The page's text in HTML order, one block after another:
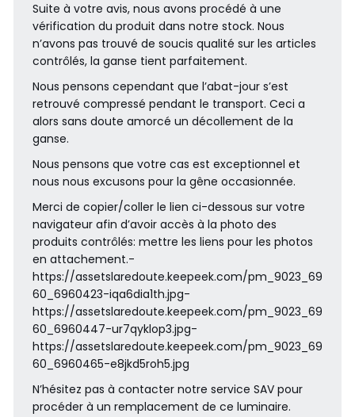
Suite à votre avis, nous avons procédé à une
vérification du produit dans notre stock. Nous
n’avons pas trouvé de soucis qualité sur les articles
contrôlés, la ganse tient parfaitement.
Nous pensons cependant que l’abat-jour s’est
retrouvé compressé pendant le transport. Ceci a
alors sans doute amorcé un décollement de la
ganse.
Nous pensons que votre cas est exceptionnel et
nous nous excusons pour la gêne occasionnée.
Merci de copier/coller le lien ci-dessous sur votre
navigateur afin d’avoir accès à la photo des
produits contrôlés: mettre les liens pour les photos
en attachement.-
https://assetslaredoute.keepeek.com/pm_9023_69
60_6960423-iqa6dia1th.jpg-
https://assetslaredoute.keepeek.com/pm_9023_69
60_6960447-ur7qyklop3.jpg-
https://assetslaredoute.keepeek.com/pm_9023_69
60_6960465-e8jkd5roh5.jpg
N’hésitez pas à contacter notre service SAV pour
procéder à un remplacement de ce luminaire.